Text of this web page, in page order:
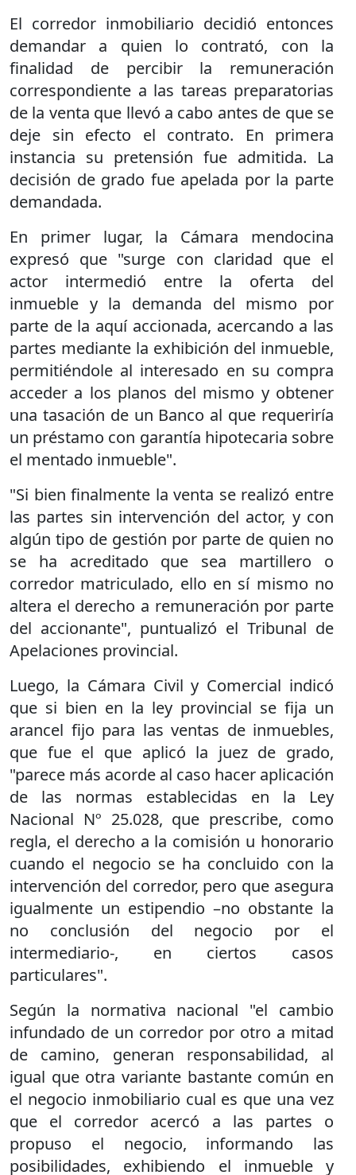
El corredor inmobiliario decidió entonces
demandar a quien lo contrató, con la
finalidad de percibir la remuneración
correspondiente a las tareas preparatorias
de la venta que llevó a cabo antes de que se
deje sin efecto el contrato. En primera
instancia su pretensión fue admitida. La
decisión de grado fue apelada por la parte
demandada.
En primer lugar, la Cámara mendocina
expresó que "surge con claridad que el
actor intermedió entre la oferta del
inmueble y la demanda del mismo por
parte de la aquí accionada, acercando a las
partes mediante la exhibición del inmueble,
permitiéndole al interesado en su compra
acceder a los planos del mismo y obtener
una tasación de un Banco al que requeriría
un préstamo con garantía hipotecaria sobre
el mentado inmueble".
"Si bien finalmente la venta se realizó entre
las partes sin intervención del actor, y con
algún tipo de gestión por parte de quien no
se ha acreditado que sea martillero o
corredor matriculado, ello en sí mismo no
altera el derecho a remuneración por parte
del accionante", puntualizó el Tribunal de
Apelaciones provincial.
Luego, la Cámara Civil y Comercial indicó
que si bien en la ley provincial se fija un
arancel fijo para las ventas de inmuebles,
que fue el que aplicó la juez de grado,
"parece más acorde al caso hacer aplicación
de las normas establecidas en la Ley
Nacional Nº 25.028, que prescribe, como
regla, el derecho a la comisión u honorario
cuando el negocio se ha concluido con la
intervención del corredor, pero que asegura
igualmente un estipendio –no obstante la
no conclusión del negocio por el
intermediario-, en ciertos casos
particulares".
Según la normativa nacional "el cambio
infundado de un corredor por otro a mitad
de camino, generan responsabilidad, al
igual que otra variante bastante común en
el negocio inmobiliario cual es que una vez
que el corredor acercó a las partes o
propuso el negocio, informando las
posibilidades, exhibiendo el inmueble y